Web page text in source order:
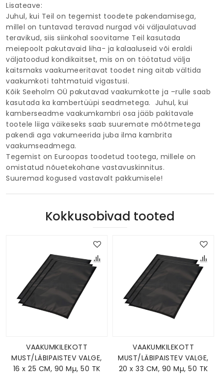
Lisateave:
Juhul, kui Teil on tegemist toodete pakendamisega,
millel on tuntavad teravad nurgad või väljaulatuvad
teravikud, siis siinkohal soovitame Teil kasutada
meiepoolt pakutavaid liha- ja kalaaluseid või eraldi
väljatoodud kondikaitset, mis on on töötatud välja
kaitsmaks vaakumeeritavat toodet ning aitab vältida
vaakumkoti tahtmatuid vigastusi.
Kõik Seeholm OÜ pakutavad vaakumkotte ja –rulle saab
kasutada ka kambertüüpi seadmetega. Juhul, kui
kamberseadme vaakumkambri osa jääb pakitavale
tootele liiga väikeseks saab suuremate mõõtmetega
pakendi aga vakumeerida juba ilma kambrita
vaakumseadmega.
Tegemist on Euroopas toodetud tootega, millele on
omistatud nõuetekohane vastavuskinnitus.
Suuremad kogused vastavalt pakkumisele!
Kokkusobivad tooted
VAAKUMKILEKOTT
MUST/LÄBIPAISTEV VALGE,
16 x 25 CM, 90 Mµ, 50 TK
VAAKUMKILEKOTT
MUST/LÄBIPAISTEV VALGE,
20 x 33 CM, 90 Mµ, 50 TK